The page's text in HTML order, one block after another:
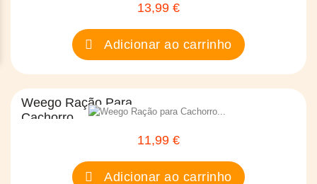
13,99 €
Adicionar ao carrinho
Weego Ração Para
Cachorro...
11,99 €
Adicionar ao carrinho